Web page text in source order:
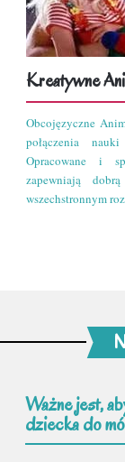
Kreatywne
Obcojęzyczne
połączenia
Opracowane i
zapewniają
wszechstronnym
Ważne jest,
dziecka do